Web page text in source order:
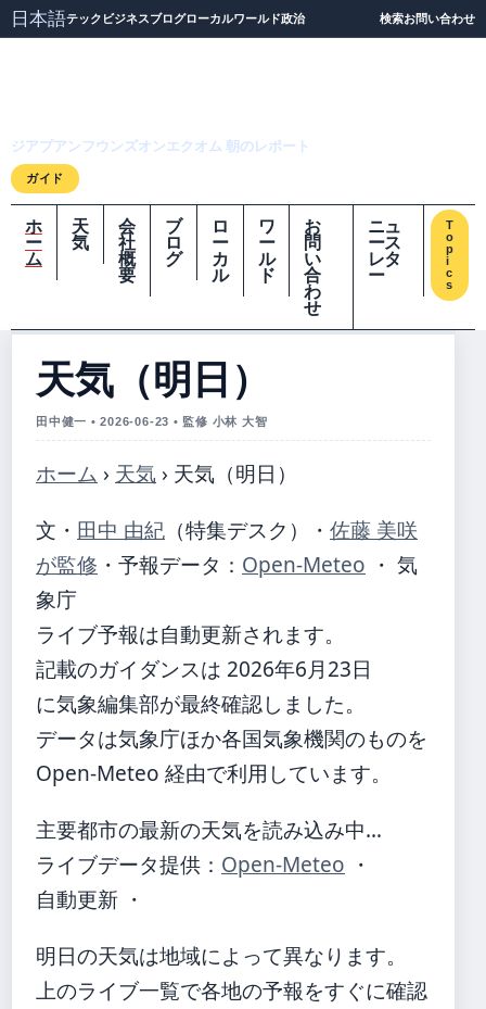
日本語テック ビジネスブログローカルワールド政治 検索お問い合わせ
ジアプアンフウンズオンエクオム 朝のレポート
ガイド
ホ
ー
ム
天
気
会
社
概
要
ブ
ロ
グ
ロ
ー
カ
ル
ワ
ー
ル
ド
お
問
い
合
わ
せ
ニュ
ース
レタ
ー
T
o
p
i
c
s
天気（明日）
田中健一 • 2026-06-23 • 監修 小林 大智
ホーム › 天気 › 天気（明日）
文・ 田中 由紀 （特集デスク） ・ 佐藤 美咲
が監修 ・ 予報データ： Open-Meteo ・ 気
象庁
ライブ予報は自動更新されます。
記載のガイダンスは 2026年6月23日
に気象編集部が最終確認しました。
データは気象庁ほか各国気象機関のものを
Open-Meteo 経由で利用しています。
主要都市の最新の天気を読み込み中…
ライブデータ提供： Open-Meteo ・
自動更新 ・
明日の天気は地域によって異なります。
上のライブ一覧で各地の予報をすぐに確認